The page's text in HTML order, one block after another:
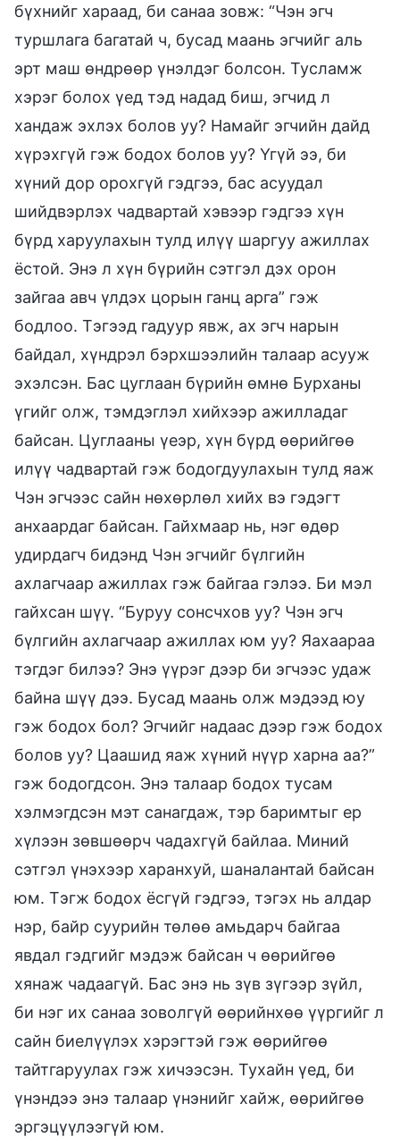
бүхнийг хараад, би санаа зовж: “Чэн эгч
туршлага багатай ч, бусад маань эгчийг аль
эрт маш өндрөөр үнэлдэг болсон. Тусламж
хэрэг болох үед тэд надад биш, эгчид л
хандаж эхлэх болов уу? Намайг эгчийн дайд
хүрэхгүй гэж бодох болов уу? Үгүй ээ, би
хүний дор орохгүй гэдгээ, бас асуудал
шийдвэрлэх чадвартай хэвээр гэдгээ хүн
бүрд харуулахын тулд илүү шаргуу ажиллах
ёстой. Энэ л хүн бүрийн сэтгэл дэх орон
зайгаа авч үлдэх цорын ганц арга” гэж
бодлоо. Тэгээд гадуур явж, ах эгч нарын
байдал, хүндрэл бэрхшээлийн талаар асууж
эхэлсэн. Бас цуглаан бүрийн өмнө Бурханы
үгийг олж, тэмдэглэл хийхээр ажилладаг
байсан. Цуглааны үеэр, хүн бүрд өөрийгөө
илүү чадвартай гэж бодогдуулахын тулд яаж
Чэн эгчээс сайн нөхөрлөл хийх вэ гэдэгт
анхаардаг байсан. Гайхмаар нь, нэг өдөр
удирдагч бидэнд Чэн эгчийг бүлгийн
ахлагчаар ажиллах гэж байгаа гэлээ. Би мэл
гайхсан шүү. “Буруу сонсчхов уу? Чэн эгч
бүлгийн ахлагчаар ажиллах юм уу? Яахаараа
тэгдэг билээ? Энэ үүрэг дээр би эгчээс удаж
байна шүү дээ. Бусад маань олж мэдээд юу
гэж бодох бол? Эгчийг надаас дээр гэж бодох
болов уу? Цаашид яаж хүний нүүр харна аа?”
гэж бодогдсон. Энэ талаар бодох тусам
хэлмэгдсэн мэт санагдаж, тэр баримтыг ер
хүлээн зөвшөөрч чадахгүй байлаа. Миний
сэтгэл үнэхээр харанхуй, шаналантай байсан
юм. Тэгж бодох ёсгүй гэдгээ, тэгэх нь алдар
нэр, байр суурийн төлөө амьдарч байгаа
явдал гэдгийг мэдэж байсан ч өөрийгөө
хянаж чадаагүй. Бас энэ нь зүв зүгээр зүйл,
би нэг их санаа зоволгүй өөрийнхөө үүргийг л
сайн биелүүлэх хэрэгтэй гэж өөрийгөө
тайтгаруулах гэж хичээсэн. Тухайн үед, би
үнэндээ энэ талаар үнэнийг хайж, өөрийгөө
эргэцүүлээгүй юм.